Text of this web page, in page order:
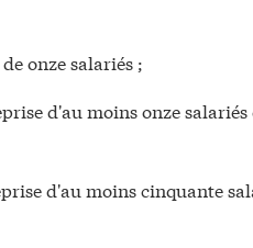
onze salariés ;
d'au moins onze salariés
d'au moins cinquante